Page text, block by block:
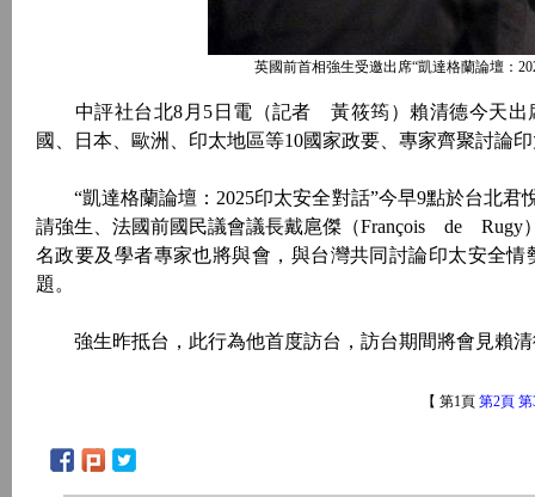
英國前首相強生受邀出席“凱達格蘭論壇：
中評社台北8月5日電（記者 黃筱筠）賴清德今天出席
國、日本、歐洲、印太地區等10國家政要、專家齊聚討論
“凱達格蘭論壇：2025印太安全對話”今早9點於台北君
請強生、法國前國民議會議長戴扈傑（François de Rugy
名政要及學者專家也將與會，與台灣共同討論印太安全
題。
強生昨抵台，此行為他首度訪台，訪台期間將會見賴
【 第1頁 第2頁 第